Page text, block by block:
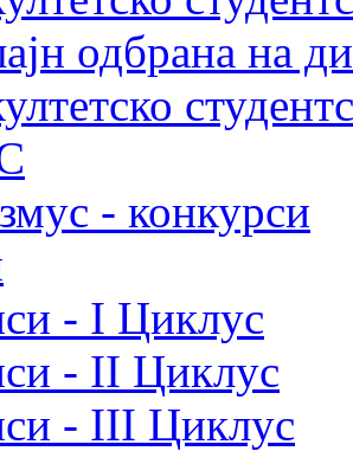
одбрана на
- конкурси
- I Циклус
- II Циклус
- III Циклус